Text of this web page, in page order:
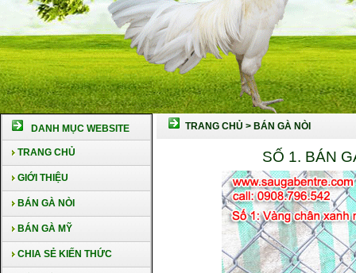
DANH MỤC WEBSITE
TRANG CHỦ
GIỚI THIỆU
BÁN GÀ NÒI
BÁN GÀ MỸ
CHIA SẺ KIẾN THỨC
TRANG CHỦ > BÁN GÀ NÒI
SỐ 1. BÁN